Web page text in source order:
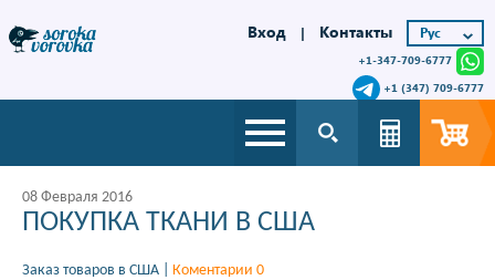
Вход | Контакты
+1-347-709-6777
+1 (347) 709-6777
08 Февраля 2016
ПОКУПКА ТКАНИ В США
Заказ товаров в США Коментарии 0